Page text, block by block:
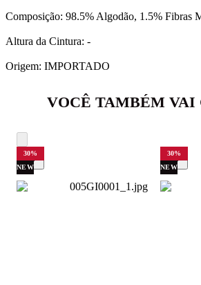
Composição: 98.5% Algodão, 1.5% Fibras
Altura da Cintura: -
Origem: IMPORTADO
VOCÊ TAMBÉM VAI
30%
NEW
30%
NEW